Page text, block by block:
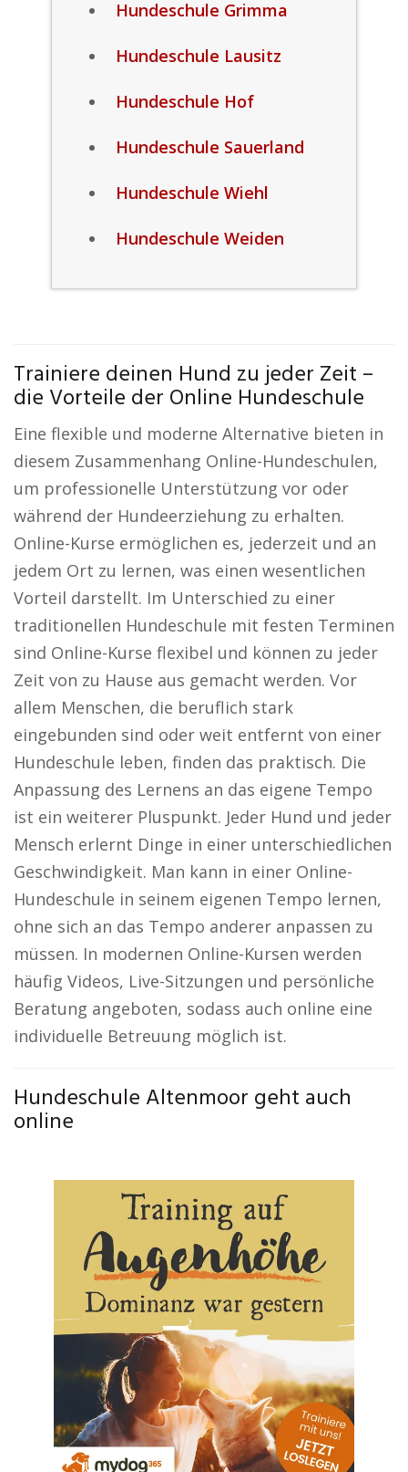
Hundeschule Grimma
Hundeschule Lausitz
Hundeschule Hof
Hundeschule Sauerland
Hundeschule Wiehl
Hundeschule Weiden
Trainiere deinen Hund zu jeder Zeit –
die Vorteile der Online Hundeschule
Eine flexible und moderne Alternative bieten in
diesem Zusammenhang Online-Hundeschulen,
um professionelle Unterstützung vor oder
während der Hundeerziehung zu erhalten.
Online-Kurse ermöglichen es, jederzeit und an
jedem Ort zu lernen, was einen wesentlichen
Vorteil darstellt. Im Unterschied zu einer
traditionellen Hundeschule mit festen Terminen
sind Online-Kurse flexibel und können zu jeder
Zeit von zu Hause aus gemacht werden. Vor
allem Menschen, die beruflich stark
eingebunden sind oder weit entfernt von einer
Hundeschule leben, finden das praktisch. Die
Anpassung des Lernens an das eigene Tempo
ist ein weiterer Pluspunkt. Jeder Hund und jeder
Mensch erlernt Dinge in einer unterschiedlichen
Geschwindigkeit. Man kann in einer Online-
Hundeschule in seinem eigenen Tempo lernen,
ohne sich an das Tempo anderer anpassen zu
müssen. In modernen Online-Kursen werden
häufig Videos, Live-Sitzungen und persönliche
Beratung angeboten, sodass auch online eine
individuelle Betreuung möglich ist.
Hundeschule Altenmoor geht auch
online